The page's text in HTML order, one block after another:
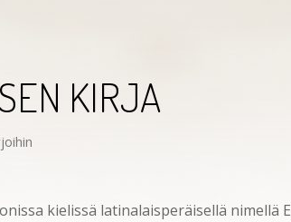
KIRJA
kielissä latinalaisperäisellä nimellä